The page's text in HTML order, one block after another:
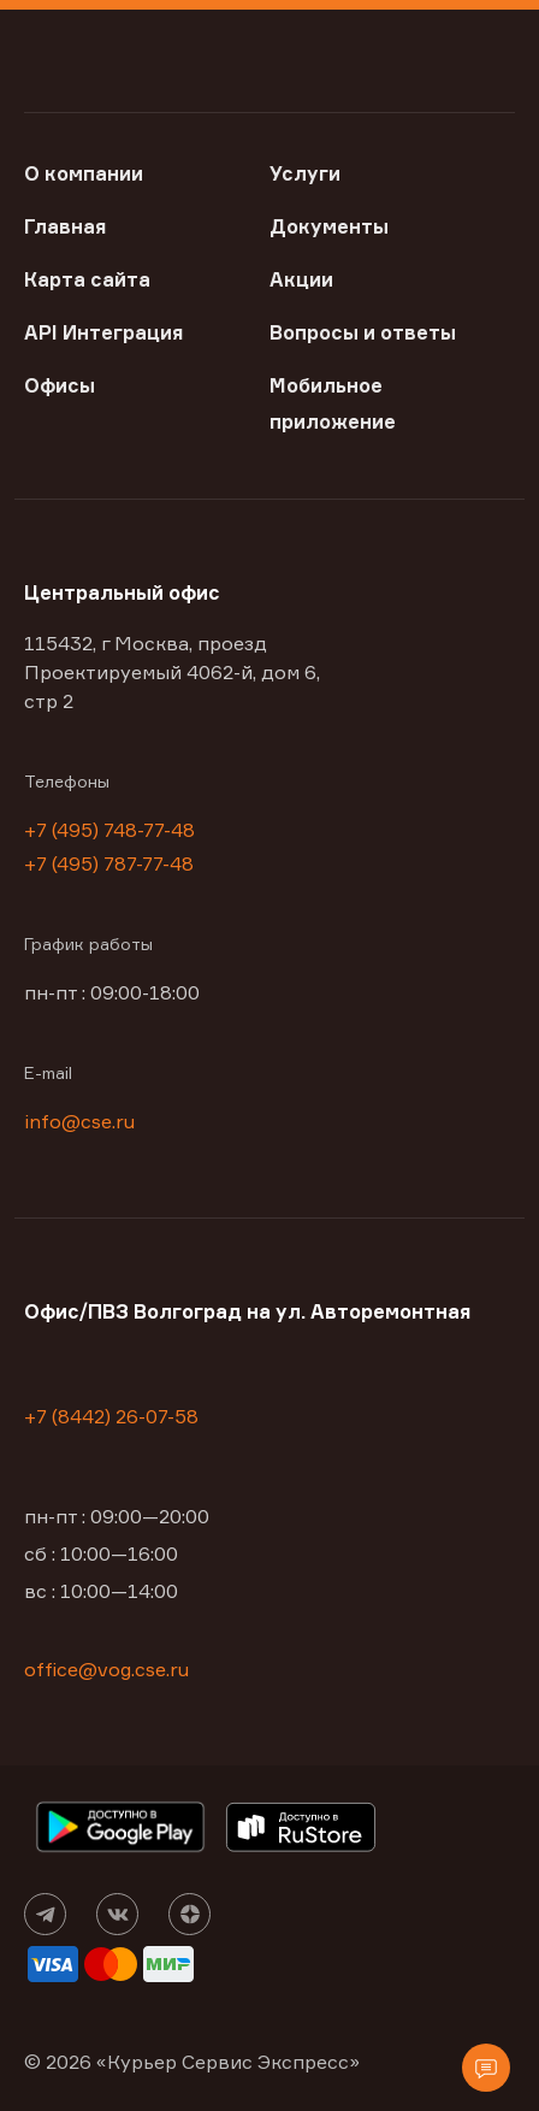
О компании Услуги
Главная Документы
Карта сайта Акции
API Интеграция Вопросы и ответы
Офисы
Мобильное
приложение
Центральный офис
115432, г Москва, проезд
Проектируемый 4062-й, дом 6,
стр 2
Телефоны
+7 (495) 748-77-48
+7 (495) 787-77-48
График работы
пн-пт : 09:00-18:00
E-mail
info@cse.ru
Офис/ПВЗ Волгоград на ул. Авторемонтная
+7 (8442) 26-07-58
пн-пт : 09:00—20:00
сб : 10:00—16:00
вс : 10:00—14:00
office@vog.cse.ru
© 2026 «Курьер Сервис Экспресс»